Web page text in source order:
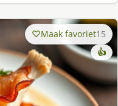
Maak favoriet15
👍